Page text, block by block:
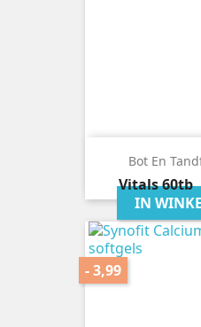
Bot En
Vitals60tb
IN
- 3,99